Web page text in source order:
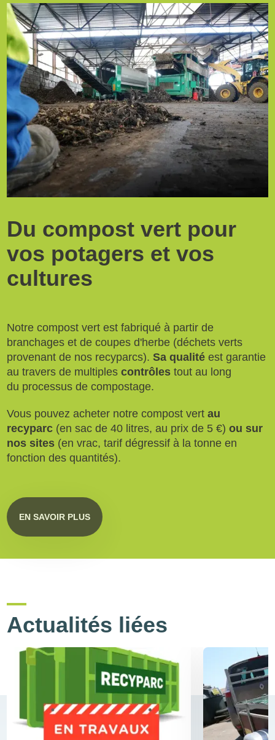
Du compost vert pour
vos potagers et vos
cultures
Notre compost vert est fabriqué à partir de
branchages et de coupes d'herbe (déchets verts
provenant de nos recyparcs).Sa qualité est garantie
au travers de multiplescontrôles tout au long
du processus de compostage.
Vous pouvez acheter notre compost vertau
recyparc (en sac de 40 litres, au prix de 5 €)ou sur
nos sites (en vrac, tarif dégressif à la tonne en
fonction des quantités).
EN SAVOIR PLUS
Actualités liées